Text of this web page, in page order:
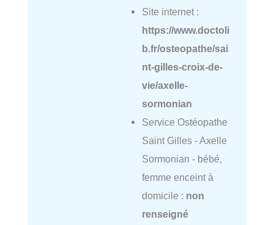
Site internet :
https://www.doctoli
b.fr/osteopathe/sai
nt-gilles-croix-de-
vie/axelle-
sormonian
Service Ostéopathe
Saint Gilles - Axelle
Sormonian - bébé,
femme enceint à
domicile : non
renseigné